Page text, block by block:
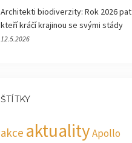
Architekti biodiverzity: Rok 2026
kteří kráčí krajinou se svými stády
12.5.2026
ŠTÍTKY
akce aktualityApollo